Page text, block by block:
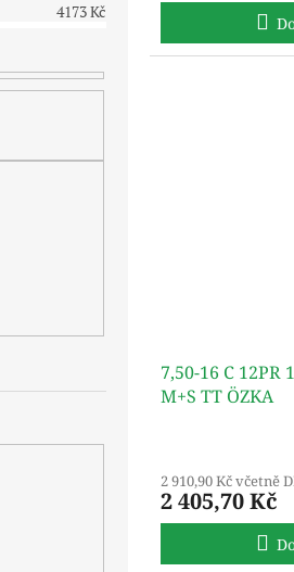
4173Kč
7,50-16 C 12PR
M+S TT ÖZKA
2 910,90 Kč včetně
2 405,70 Kč